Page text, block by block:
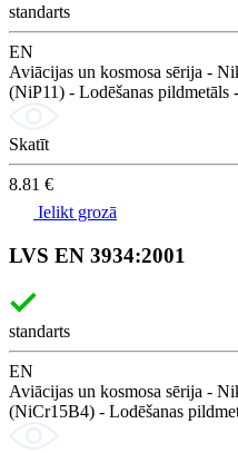
standarts
EN
Aviācijas un kosmosa sērija -
(NiP11) - Lodēšanas pildmetāls
Skatīt
8.81 €
Ielikt grozā
LVS EN 3934:2001
standarts
EN
Aviācijas un kosmosa sērija -
(NiCr15B4) - Lodēšanas